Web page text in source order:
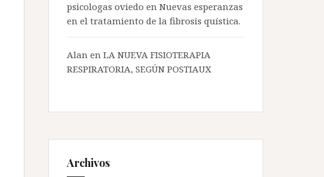
psicologas oviedo en Nuevas esperanzas
en el tratamiento de la fibrosis quística.
Alan en LA NUEVA FISIOTERAPIA
RESPIRATORIA, SEGÚN POSTIAUX
Archivos